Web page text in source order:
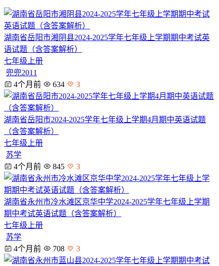
湖南省岳阳市湘阴县2024-2025学年七年级上学期期中考试英
语试题（含答案解析）
七年级上册
兜兜2011
4个月前
634 3
湖南省岳阳市2024-2025学年七年级上学期4月期中英语试题
（含答案解析）
七年级上册
苏学
4个月前
845 3
湖南省永州市冷水滩区京华中学2024-2025学年七年级上学期
期中考试英语试题（含答案解析）
七年级上册
苏学
4个月前
708 3